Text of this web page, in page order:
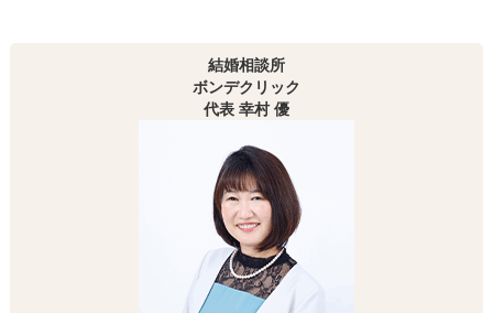
結婚相談所
ボンデクリック
代表 幸村 優